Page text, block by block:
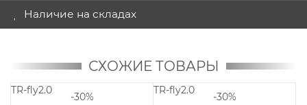
Наличие на складах
СХОЖИЕ ТОВАРЫ
TR-fly2.0
-30%
TR-fly2.0
-30%